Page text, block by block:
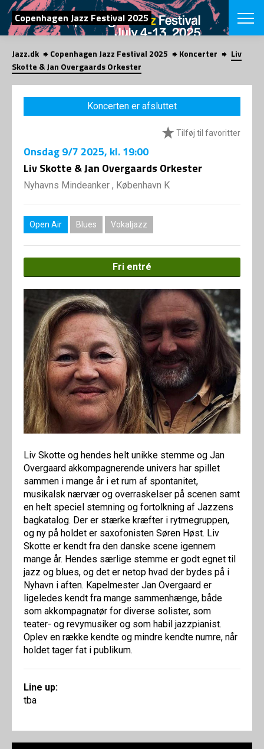
SØG
Copenhagen Jazz Festival 2025
English
VÆLG
VINTERJAZZ
Temaer
LOCATIONS
Om fonden
SHOP
Jazz.dk Copenhagen Jazz Festival 2025 Koncerter
Liv
Skotte & Jan Overgaards Orkester
Koncerten er afsluttet
Tilføj til favoritter
Onsdag9/7 2025, kl. 19:00
Liv Skotte & Jan Overgaards Orkester
Nyhavns Mindeanker , København K
Open Air Blues Vokaljazz
Fri entré
Liv Skotte og hendes helt unikke stemme og Jan
Overgaard akkompagnerende univers har spillet
sammen i mange år i et rum af spontanitet,
musikalsk nærvær og overraskelser på scenen samt
en helt speciel stemning og fortolkning af Jazzens
bagkatalog. Der er stærke kræfter i rytmegruppen,
og ny på holdet er saxofonisten Søren Høst. Liv
Skotte er kendt fra den danske scene igennem
mange år. Hendes særlige stemme er godt egnet til
jazz og blues, og det er netop hvad der bydes på i
Nyhavn i aften. Kapelmester Jan Overgaard er
ligeledes kendt fra mange sammenhænge, både
som akkompagnatør for diverse solister, som
teater- og revymusiker og som habil jazzpianist.
Oplev en række kendte og mindre kendte numre, når
holdet tager fat i publikum.
Line up:
tba